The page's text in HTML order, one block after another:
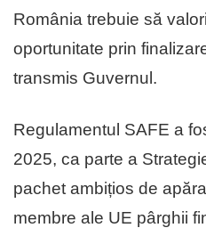
România trebuie să
oportunitate prin
transmis Guvernul.
Regulamentul SAFE a
2025, ca parte a
pachet ambițios de
membre ale UE pârghii